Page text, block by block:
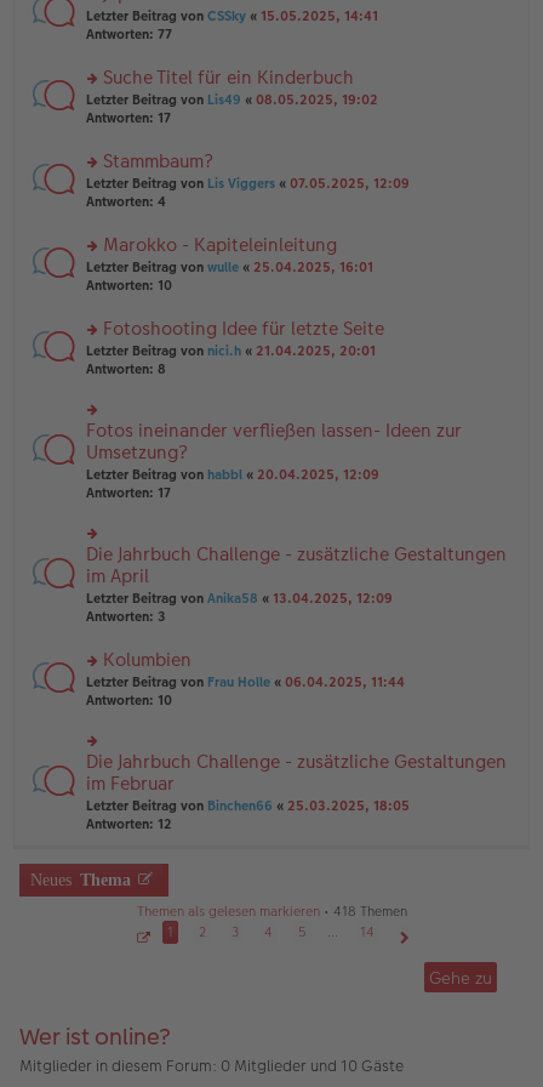
a
g
n
er
tr
a
g
n
g
el
e
n
er
tr
a
g
rs
te
n
g
el
e
n
er
tr
a
g
Letzter Beitrag von CSSky « 15.05.2025, 14:41
Antworten: 77
rs
te
n
g
el
e
n
er
tr
a
g
Suche Titel für ein Kinderbuch
Letzter Beitrag von Lis49 « 08.05.2025, 19:02
Antworten: 17
rs
te
n
g
el
e
n
er
tr
a
g
Stammbaum?
Letzter Beitrag von Lis Viggers « 07.05.2025, 12:09
Antworten: 4
rs
te
n
g
el
e
n
er
B
ei
tr
g
Marokko - Kapiteleinleitung
Letzter Beitrag von wulle « 25.04.2025, 16:01
Antworten: 10
rs
te
u
n
g
el
es
e
er
B
ei
tr
a
g
Fotoshooting Idee für letzte Seite
Letzter Beitrag von nici.h « 21.04.2025, 20:01
Antworten: 8
rs
te
r
u
n
el
es
e
n
er
tr
a
g
Fotos ineinander verfließen lassen- Ideen zur
Umsetzung?
Letzter Beitrag von habbl « 20.04.2025, 12:09
Antworten: 17
rs
te
r
u
n
el
es
e
er
B
ei
tr
a
g
Die Jahrbuch Challenge - zusätzliche Gestaltungen
im April
Letzter Beitrag von Anika58 « 13.04.2025, 12:09
Antworten: 3
rs
te
u
n
g
el
es
e
er
B
ei
Kolumbien
Letzter Beitrag von Frau Holle « 06.04.2025, 11:44
Antworten: 10
rs
te
r
u
n
el
es
g
Die Jahrbuch Challenge - zusätzliche Gestaltungen
im Februar
Letzter Beitrag von Binchen66 « 25.03.2025, 18:05
Antworten: 12
Neues Thema
Themen als gelesen markieren• 418 Themen
v
o
n
1
1 2 3 4 5 …
14
Gehe zu
Wer ist online?
Mitglieder in diesem Forum: 0 Mitglieder und 10 Gäste